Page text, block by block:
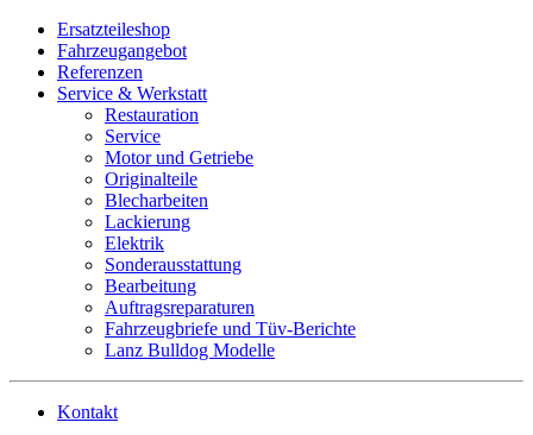
Ersatzteileshop
Fahrzeugangebot
Referenzen
Service & Werkstatt
Restauration
Service
Motor und Getriebe
Originalteile
Blecharbeiten
Lackierung
Elektrik
Sonderausstattung
Bearbeitung
Auftragsreparaturen
Fahrzeugbriefe und Tüv-Berichte
Lanz Bulldog Modelle
Kontakt